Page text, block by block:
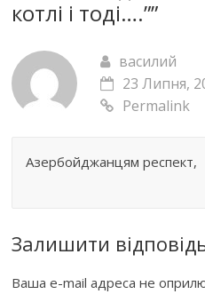
котлі і тоді….””
василий
23 Липня,
Permalink
Азербойджанцям респект,
Залишити
Ваша e-mail адреса не